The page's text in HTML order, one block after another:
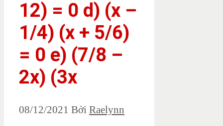
12) = 0 d) (x –
1/4) (x + 5/6)
= 0 e) (7/8 –
2x) (3x
08/12/2021 Bởi Raelynn